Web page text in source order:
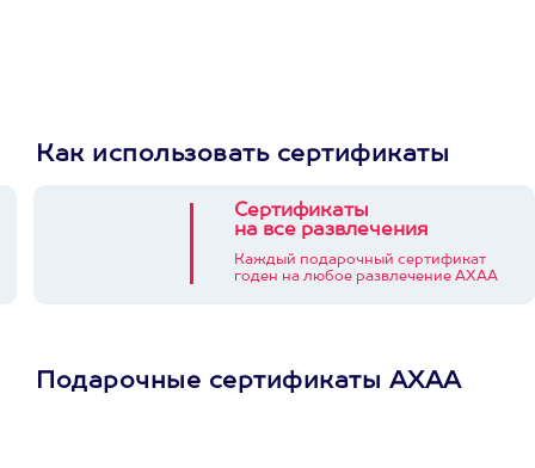
Как использовать сертификаты
Сертификаты
на все развлечения
Каждый подарочный сертификат
годен на любое развлечение АХАА
Подарочные сертификаты АХАА